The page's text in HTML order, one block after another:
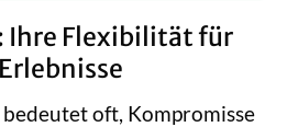
Ihre Flexibilität für
bedeutet oft, Kompromisse